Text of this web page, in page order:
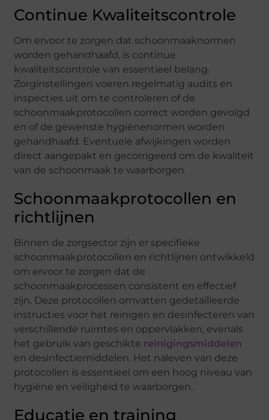
Continue Kwaliteitscontrole
Om ervoor te zorgen dat schoonmaaknormen
worden gehandhaafd, is continue
kwaliteitscontrole van essentieel belang.
Zorginstellingen voeren regelmatig audits en
inspecties uit om te controleren of de
schoonmaakprotocollen correct worden gevolgd
en of de gewenste hygiënenormen worden
gehandhaafd. Eventuele afwijkingen worden
direct aangepakt en gecorrigeerd om de kwaliteit
van de schoonmaak te waarborgen.
Schoonmaakprotocollen en
richtlijnen
Binnen de zorgsector zijn er specifieke
schoonmaakprotocollen en richtlijnen ontwikkeld
om ervoor te zorgen dat de
schoonmaakprocessen consistent en effectief
zijn. Deze protocollen omvatten gedetailleerde
instructies voor het reinigen en desinfecteren van
verschillende ruimtes en oppervlakken, evenals
het gebruik van geschikte reinigingsmiddelen
en desinfectiemiddelen. Het naleven van deze
protocollen is essentieel om een hoog niveau van
hygiëne en veiligheid te waarborgen.
Educatie en training